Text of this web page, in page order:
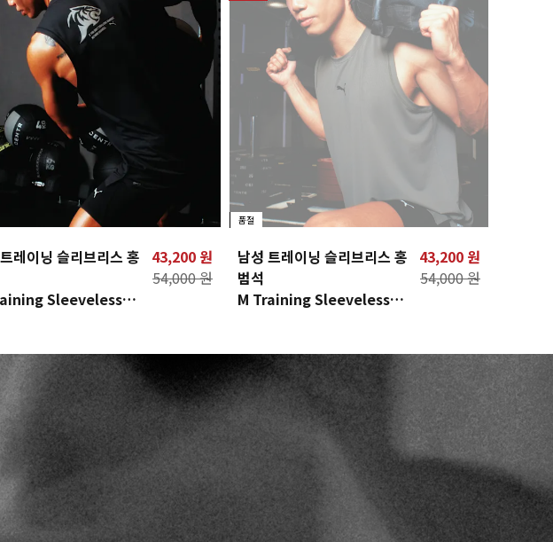
레이닝 슬리브리스 홍
Sleeveless
43,200 원
54,000 원
품절
남성 트레이닝 슬리브리스 홍
범석
M Training Sleeveless
43,200 원
54,000 원